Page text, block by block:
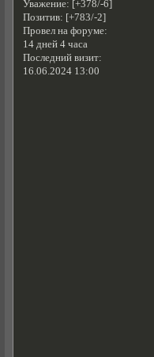
Уважение: [+378/-6]
Позитив: [+783/-2]
Провел на форуме:
14 дней 4 часа
Последний визит:
16.06.2024 13:00